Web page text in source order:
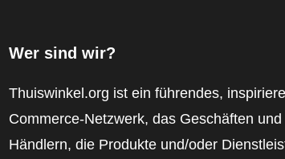
Wer sind wir?
Thuiswinkel.org ist ein führendes,
Commerce-Netzwerk, das Geschäften und
Händlern, die Produkte und/oder